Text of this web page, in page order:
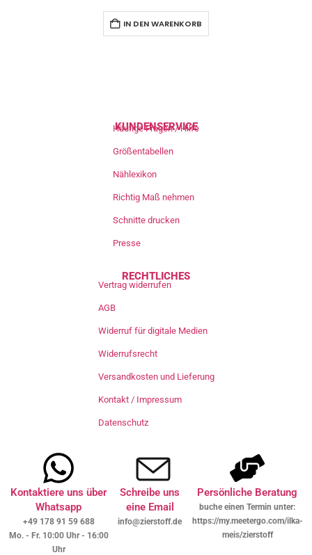
IN DEN WARENKORB
KUNDENSERVICE
Häufige Fragen / Hilfe
Größentabellen
Nählexikon
Richtig Maß nehmen
Schnitte drucken
Presse
RECHTLICHES
Vertrag widerrufen
AGB
Widerruf für digitale Medien
Widerrufsrecht
Versandkosten und Lieferung
Kontakt / Impressum
Datenschutz
Kontaktiere uns über
Whatsapp
+49 178 91 59 688
Mo. - Fr. 10:00 Uhr - 16:00
Uhr
Schreibe uns
eine Email
info@zierstoff.de
Persönliche Beratung
buche einen Termin unter:
https://my.meetergo.com/ilka-
meis/zierstoff